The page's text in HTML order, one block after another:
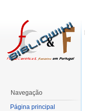
Navegação
Página principal